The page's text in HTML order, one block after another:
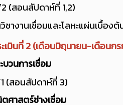
(สอนสัปดาห์ที่ 1,2)
ชางานเชื่อมและโลหะแผ่นเบื้องต้
เมินที่ 2 (เดือนมิถุนายน-เดือนก
บวนการเชื่อม
(สอนสัปดาห์ที่ 3)
ศาสตร์ช่างเชื่อม